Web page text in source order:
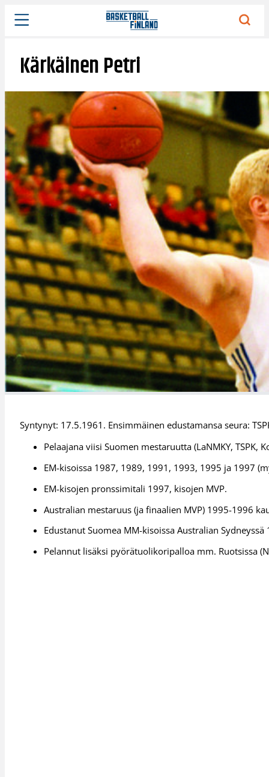
Siirry
sisältöön
Kärkäinen Petri
Syntynyt: 17.5.1961. Ensimmäinen edustamansa seura:
Pelaajana viisi Suomen mestaruutta (LaNMKY, TSPK,
EM-kisoissa 1987, 1989, 1991, 1993, 1995 ja 1997
EM-kisojen pronssimitali 1997, kisojen MVP.
Australian mestaruus (ja finaalien MVP) 1995-1996
Edustanut Suomea MM-kisoissa Australian Sydneyssä
Pelannut lisäksi pyörätuolikoripalloa mm. Ruotsissa